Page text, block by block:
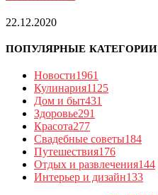
22.12.2020
ПОПУЛЯРНЫЕ КАТЕГОРИИ
Новости1961
Кулинария1125
Дом и быт431
Здоровье291
Красота277
Свадебные советы184
Путешествия176
Отдых и развлечения144
Интерьер и дизайн133